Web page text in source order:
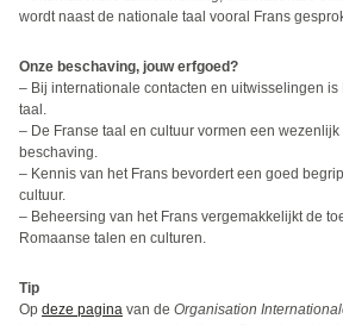
wordt naast de nationale taal vooral Frans
Onze beschaving, jouw erfgoed?
– Bij internationale contacten en uitwisselingen is
taal.
– De Franse taal en cultuur vormen een
beschaving.
– Kennis van het Frans bevordert een goed
cultuur.
– Beheersing van het Frans vergemakkelijkt de
Romaanse talen en culturen.
Tip
Op deze pagina van de Organisation